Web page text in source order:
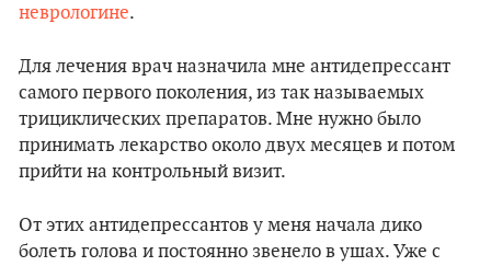
неврологине.
Для лечения врач назначила мне антидепрессант
самого первого поколения, из так называемых
трициклических препаратов. Мне нужно было
принимать лекарство около двух месяцев и потом
прийти на контрольный визит.
От этих антидепрессантов у меня начала дико
болеть голова и постоянно звенело в ушах. Уже с